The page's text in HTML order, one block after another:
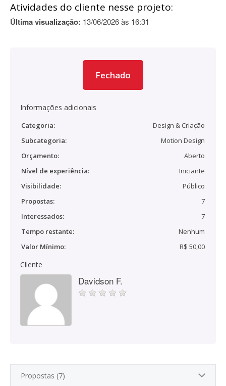
Atividades do cliente nesse projeto:
Última visualização: 13/06/2026 às 16:31
Fechado
Informações adicionais
Categoria:
Design & Criação
Subcategoria:
Motion Design
Orçamento:
Aberto
Nível de experiência:
Iniciante
Visibilidade:
Público
Propostas:
7
Interessados:
7
Tempo restante:
Nenhum
Valor Mínimo:
R$ 50,00
Cliente
Davidson F.
Propostas (7)